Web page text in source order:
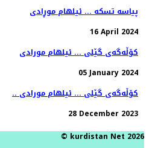
پیاسە تسکە ... ئیلهام موڕادی
16 April 2024
کۆڵەگەی گێلی ... ئیلهام مورادی
05 January 2024
.. کۆڵەگەی گێلی ... ئیلهام مورادی
28 December 2023
© kurdistan Net 2026